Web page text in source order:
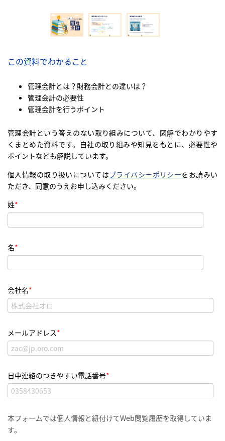
この資料でわかること
管理会計とは？財務会計との違いは？
管理会計の必要性
管理会計を行うポイント
管理会計という答えのない取り組みについて、図解でわかりやす
くまとめた資料です。自社の取り組みや知見をもとに、必要性や
ポイントなども解説しています。
個人情報の取り扱いについてはプライバシーポリシーをお読みい
ただき、 同意のうえお申し込みください。
姓*
名*
会社名*
メールアドレス*
日中連絡のつきやすい電話番号*
本フォームでは個人情報と紐付けてWeb閲覧履歴を取得していま
す。